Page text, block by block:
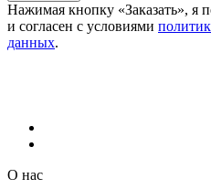
Нажимая кнопку «Заказать», я
и согласен с условиями
данных.
О нас